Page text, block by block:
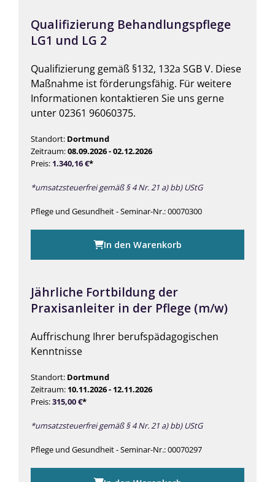
Qualifizierung Behandlungspflege
LG1 und LG 2
Qualifizierung gemäß §132, 132a SGB V. Diese
Maßnahme ist förderungsfähig. Für weitere
Informationen kontaktieren Sie uns gerne
unter 02361 96060375.
Standort: Dortmund
Zeitraum:08.09.2026 - 02.12.2026
Preis: 1.340,16€*
*umsatzsteuerfrei gemäß § 4 Nr. 21 a) bb) UStG
Pflege und Gesundheit - Seminar-Nr.: 00070300
In den Warenkorb
Jährliche Fortbildung der
Praxisanleiter in der Pflege (m/w)
Auffrischung Ihrer berufspädagogischen
Kenntnisse
Standort: Dortmund
Zeitraum: 10.11.2026 - 12.11.2026
Preis:315,00€*
*umsatzsteuerfrei gemäß § 4 Nr. 21 a) bb) UStG
Pflege und Gesundheit - Seminar-Nr.: 00070297